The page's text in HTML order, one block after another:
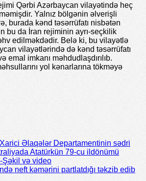
Qərbi Azərbaycan vilayətində heç
Yalnız bölgənin əlverişli
burada kənd təsərrüfatı nisbətən
bu da İran rejiminin ayrı-seçkilik
edilməkdədir. Belə ki, bu vilayətlə
vilayətlərində də kənd təsərrüfatı
emal imkanı məhdudlaşdırılıb.
yol kənarlarına tökməyə
Əlaqələr Departamentinin sədri
Atatürkün 79-cu ildönümü
Şəkil və video
neft kəmərini partlatdığı təkzib edib